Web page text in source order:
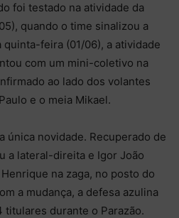
foi testado na atividade da
quando o time sinalizou a
feira (01/06), a atividade
com um mini-coletivo na
ao lado dos volantes
e o meia Mikael.
única novidade. Recuperado de
a lateral-direita e Igor João
na zaga, no posto do
a mudança, a defesa azulina
titulares durante o Parazão.